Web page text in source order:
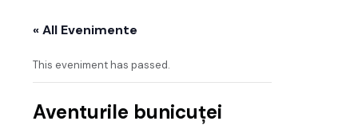
« All Evenimente
This eveniment has passed.
Aventurile bunicuței